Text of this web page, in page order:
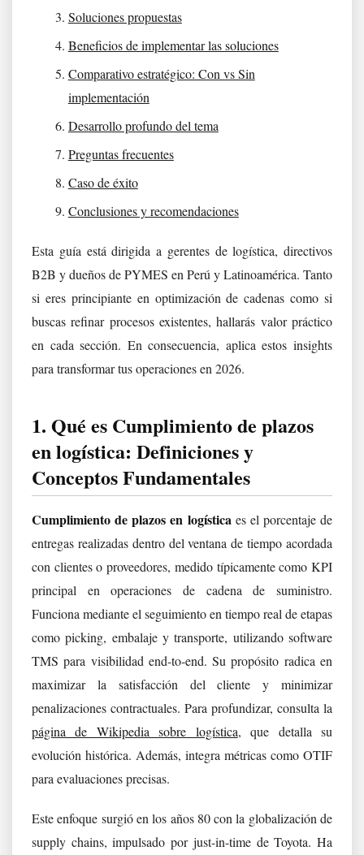
Soluciones propuestas
Beneficios de implementar las soluciones
Comparativo estratégico: Con vs Sin
implementación
Desarrollo profundo del tema
Preguntas frecuentes
Caso de éxito
Conclusiones y recomendaciones
Esta guía está dirigida a gerentes de logística, directivos
B2B y dueños de PYMES en Perú y Latinoamérica. Tanto
si eres principiante en optimización de cadenas como si
buscas refinar procesos existentes, hallarás valor práctico
en cada sección. En consecuencia, aplica estos insights
para transformar tus operaciones en 2026.
1. Qué es Cumplimiento de plazos
en logística: Definiciones y
Conceptos Fundamentales
Cumplimiento de plazos en logística es el porcentaje de
entregas realizadas dentro del ventana de tiempo acordada
con clientes o proveedores, medido típicamente como KPI
principal en operaciones de cadena de suministro.
Funciona mediante el seguimiento en tiempo real de etapas
como picking, embalaje y transporte, utilizando software
TMS para visibilidad end-to-end. Su propósito radica en
maximizar la satisfacción del cliente y minimizar
penalizaciones contractuales. Para profundizar, consulta la
página de Wikipedia sobre logística, que detalla su
evolución histórica. Además, integra métricas como OTIF
para evaluaciones precisas.
Este enfoque surgió en los años 80 con la globalización de
supply chains, impulsado por just-in-time de Toyota. Ha